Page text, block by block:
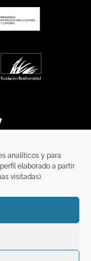
analíticos y para
elaborado a partir
visitadas).
de propiedad